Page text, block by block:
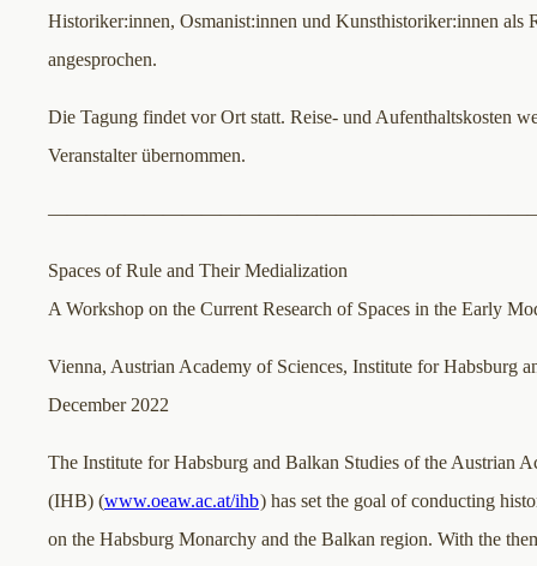
Historiker:innen, Osmanist:innen und Kunsthistoriker:innen als
angesprochen.
Die Tagung findet vor Ort statt. Reise- und Aufenthaltskosten
Veranstalter übernommen.
Spaces of Rule and Their Medialization
A Workshop on the Current Research of Spaces in the Early
Vienna, Austrian Academy of Sciences, Institute for Habsburg
December 2022
The Institute for Habsburg and Balkan Studies of the Austrian
(IHB) (www.oeaw.ac.at/ihb) has set the goal of conducting
on the Habsburg Monarchy and the Balkan region. With the